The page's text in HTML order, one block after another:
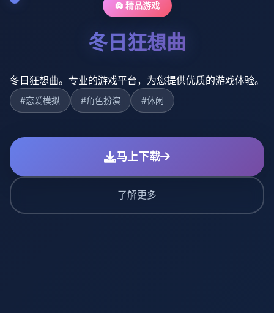
🛄 精品游戏
冬日狂想曲
冬日狂想曲。专业的游戏平台，为您提供优质的游戏体验。
#恋爱模拟 #角色扮演 #休闲
马上下载
了解更多